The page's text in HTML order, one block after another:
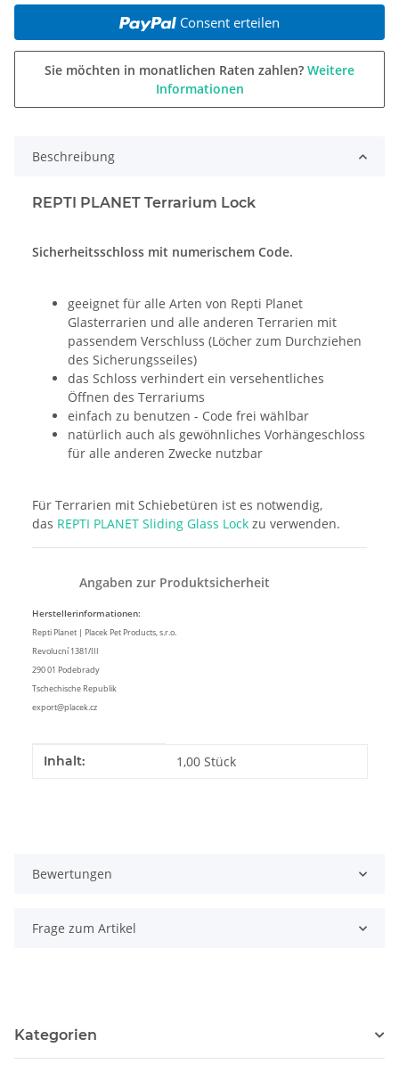
Consent erteilen
Sie möchten in monatlichen Raten zahlen? Weitere
Informationen
Beschreibung
REPTI PLANET Terrarium Lock
Sicherheitsschloss mit numerischem Code.
geeignet für alle Arten von Repti Planet
Glasterrarien und alle anderen Terrarien mit
passendem Verschluss (Löcher zum Durchziehen
des Sicherungsseiles)
das Schloss verhindert ein versehentliches
Öffnen des Terrariums
einfach zu benutzen - Code frei wählbar
natürlich auch als gewöhnliches Vorhängeschloss
für alle anderen Zwecke nutzbar
Für Terrarien mit Schiebetüren ist es notwendig,
das REPTI PLANET Sliding Glass Lock zu verwenden.
Angaben zur Produktsicherheit
Herstellerinformationen:
Repti Planet | Placek Pet Products, s.r.o.
Revolucní 1381/III
290 01 Podebrady
Tschechische Republik
export@placek.cz
Produkteigenschaft
Wert
Inhalt: 1,00 Stück
Bewertungen
Frage zum Artikel
Kategorien